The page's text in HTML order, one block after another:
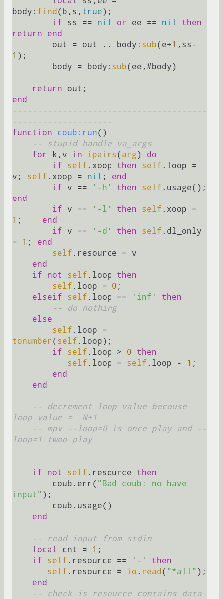
body: find (b,s, true);
if ss == nil or ee == nil
then
return
end
        out = out .. body:
sub(e+1 ,ss -
1 );
        body = body:
sub(ee,#body)
return
end
---------------------------------------
--------------------
function
coub:run()
-- stupid handle va_args
for
k,v in ipairs ( arg) do
if
self .xoop then self .loop =
v; self .xoop = nil ; end
if v == '-h' then self
end
if v == '-l' then self
1 ; end
if v == '-d' then self .dl_only
=
1 ; end
self .resource = v
end
if
not self .loop then
self .loop = 0 ;
elseif
self .loop == 'inf'
then
-- do nothing
else
self
tonumber( self .loop);
if
self .loop > 0
then
self .loop = self .loop - 1 ;
end
end
-- decrement loop value becouse
loop value =  N+1
-- mpv --loop=0 is once play and --
loop=1 twoo play
if not self .resource then
        coub.err(
"Bad coub: no have
input" );
end
-- read input from stdin
local cnt = 1 ;
if
self .resource == '-'
then
self .resource = io . read ( "*all" );
end
-- check is resource contains data